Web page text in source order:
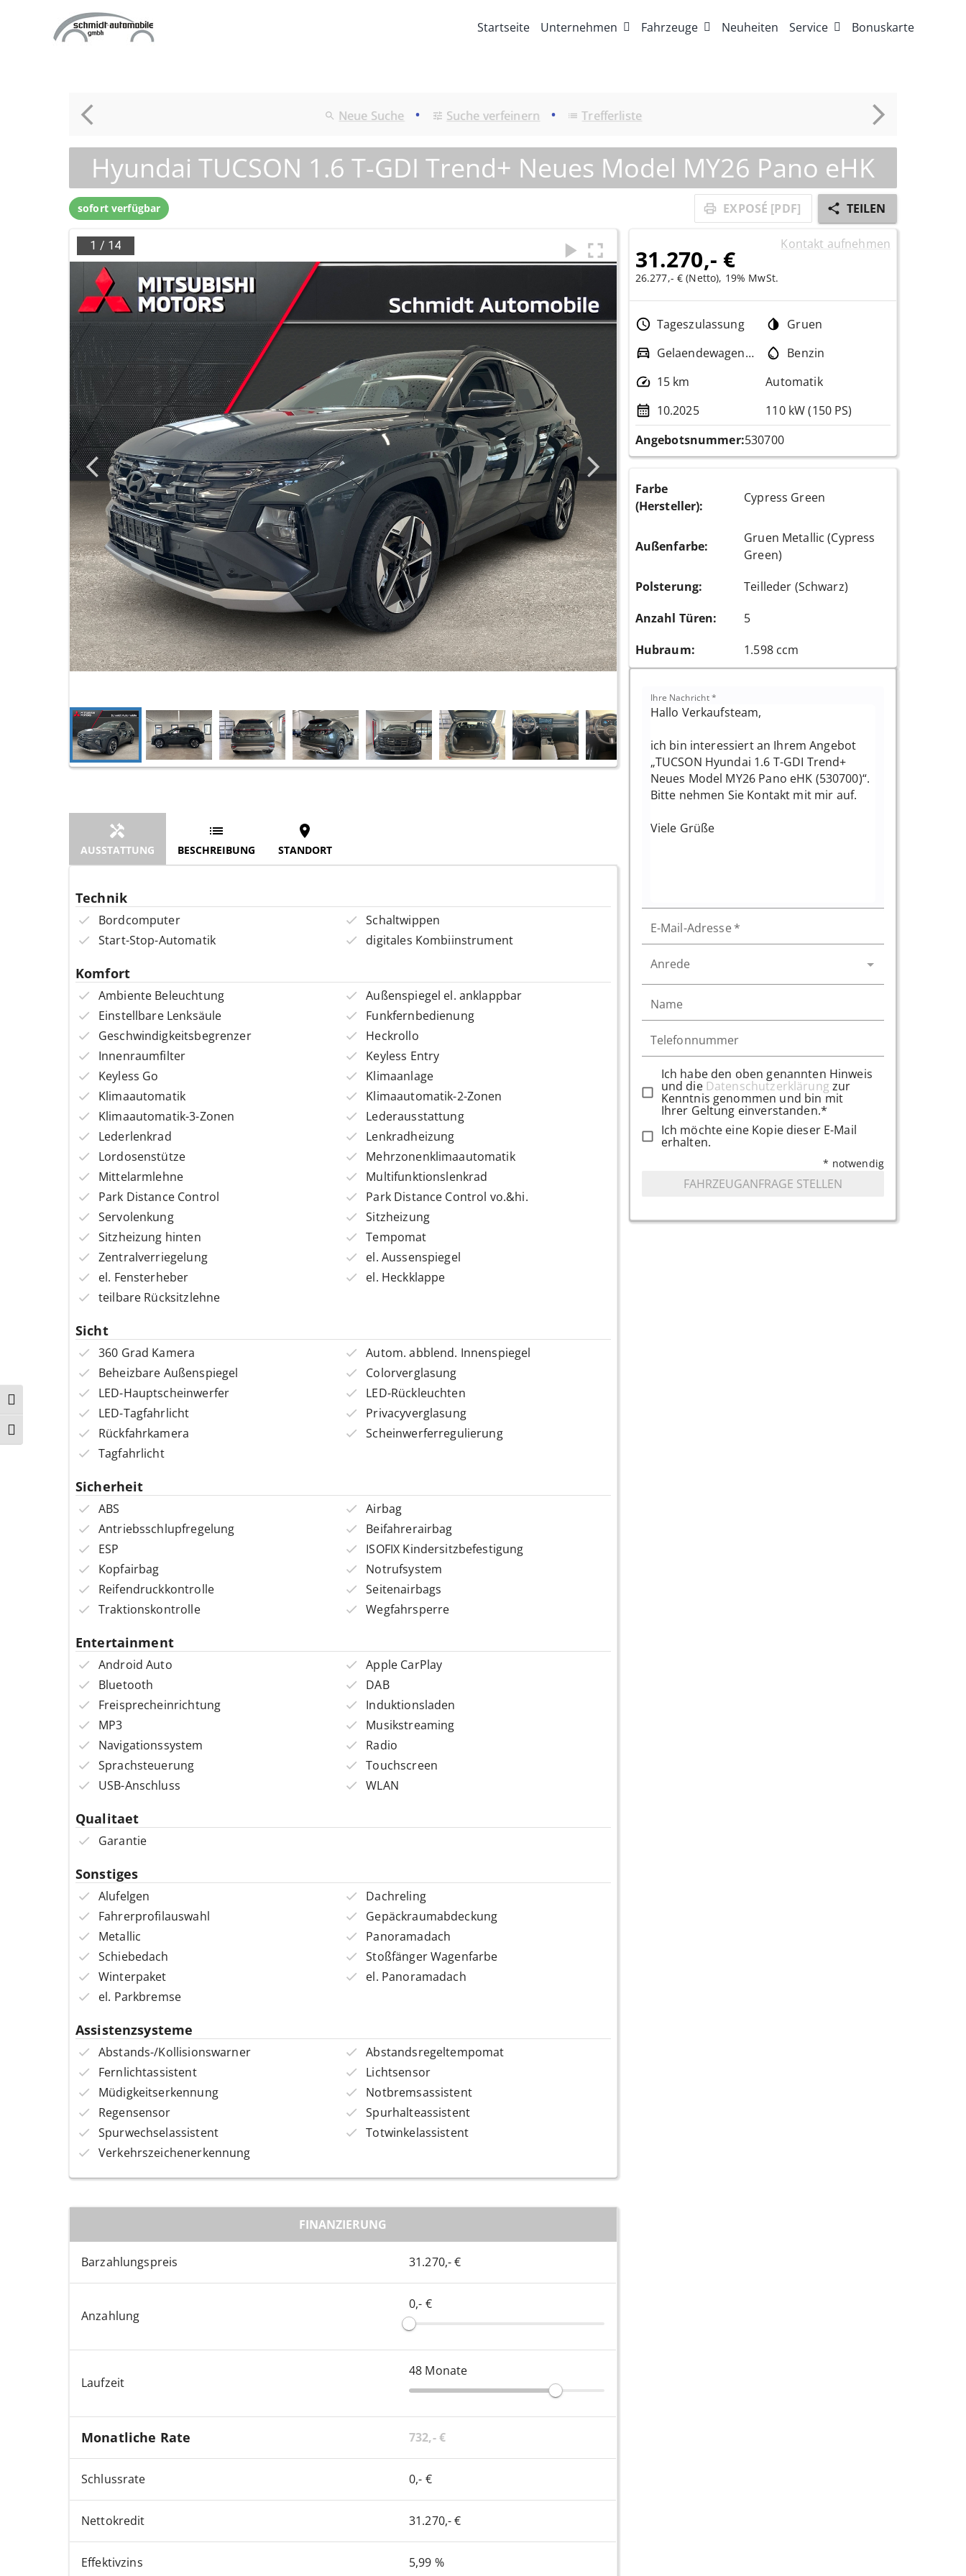
Umschalten auf hohe Kontraste
Schrift vergrößern
Startseite Unternehmen Fahrzeuge Neuheiten Service Bonuskarte
Neue Suche • Suche verfeinern • Trefferliste
Hyundai TUCSON 1.6 T-GDI Trend+ Neues Model MY26 Pano eHK
sofort verfügbar EXPOSÉ [PDF] TEILEN
1 / 14
AUSSTATTUNG BESCHREIBUNG STANDORT
Technik
Bordcomputer
Schaltwippen
Start-Stop-Automatik
digitales Kombiinstrument
Komfort
Ambiente Beleuchtung
Außenspiegel el. anklappbar
Einstellbare Lenksäule
Funkfernbedienung
Geschwindigkeitsbegrenzer
Heckrollo
Innenraumfilter
Keyless Entry
Keyless Go
Klimaanlage
Klimaautomatik
Klimaautomatik-2-Zonen
Klimaautomatik-3-Zonen
Lederausstattung
Lederlenkrad
Lenkradheizung
Lordosenstütze
Mehrzonenklimaautomatik
Mittelarmlehne
Multifunktionslenkrad
Park Distance Control
Park Distance Control vo.&hi.
Servolenkung
Sitzheizung
Sitzheizung hinten
Tempomat
Zentralverriegelung
el. Aussenspiegel
el. Fensterheber
el. Heckklappe
teilbare Rücksitzlehne
Sicht
360 Grad Kamera
Autom. abblend. Innenspiegel
Beheizbare Außenspiegel
Colorverglasung
LED-Hauptscheinwerfer
LED-Rückleuchten
LED-Tagfahrlicht
Privacyverglasung
Rückfahrkamera
Scheinwerferregulierung
Tagfahrlicht
Sicherheit
ABS
Airbag
Antriebsschlupfregelung
Beifahrerairbag
ESP
ISOFIX Kindersitzbefestigung
Kopfairbag
Notrufsystem
Reifendruckkontrolle
Seitenairbags
Traktionskontrolle
Wegfahrsperre
Entertainment
Android Auto
Apple CarPlay
Bluetooth
DAB
Freisprecheinrichtung
Induktionsladen
MP3
Musikstreaming
Navigationssystem
Radio
Sprachsteuerung
Touchscreen
USB-Anschluss
WLAN
Qualitaet
Garantie
Sonstiges
Alufelgen
Dachreling
Fahrerprofilauswahl
Gepäckraumabdeckung
Metallic
Panoramadach
Schiebedach
Stoßfänger Wagenfarbe
Winterpaket
el. Panoramadach
el. Parkbremse
Assistenzsysteme
Abstands-/Kollisionswarner
Abstandsregeltempomat
Fernlichtassistent
Lichtsensor
Müdigkeitserkennung
Notbremsassistent
Regensensor
Spurhalteassistent
Spurwechselassistent
Totwinkelassistent
Verkehrszeichenerkennung
FINANZIERUNG
Barzahlungspreis 31.270,- €
Anzahlung
0,- €
Laufzeit
48 Monate
Monatliche Rate 732,- €
Schlussrate 0,- €
Nettokredit 31.270,- €
Effektivzins 5,99 %
31.270,- €
26.277,- € (Netto), 19% MwSt.
Kontakt aufnehmen
Tageszulassung
Gruen
Gelaendewagen / Pickup
Benzin
15 km
Automatik
10.2025
110 kW (150 PS)
Angebotsnummer:530700
Farbe
(Hersteller):
Cypress Green
Außenfarbe:
Gruen Metallic (Cypress
Green)
Polsterung:
Teilleder (Schwarz)
Anzahl Türen:
5
Hubraum: 1.598 ccm
Ihre Nachricht*
E-Mail-Adresse *
Anrede
Name
Telefonnummer
Ich habe den oben genannten Hinweis
und die Datenschutzerklärung zur
Kenntnis genommen und bin mit
Ihrer Geltung einverstanden.*
Ich möchte eine Kopie dieser E-Mail
erhalten.
* notwendig
FAHRZEUGANFRAGE STELLEN